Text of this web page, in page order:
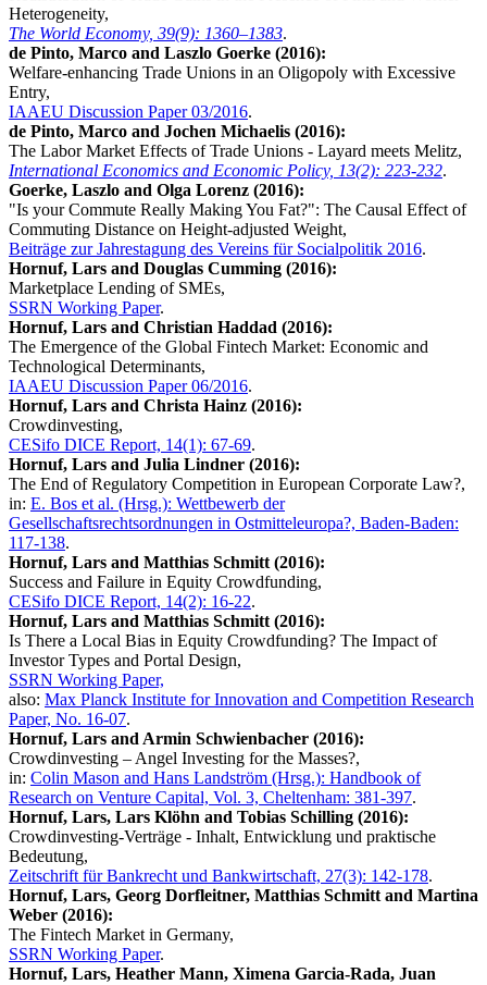
Heterogeneity,
The World Economy, 39(9): 1360–1383.
de Pinto, Marco and Laszlo Goerke (2016):
Welfare-enhancing Trade Unions in an Oligopoly with Excessive
Entry,
IAAEU Discussion Paper 03/2016.
de Pinto, Marco and Jochen Michaelis (2016):
The Labor Market Effects of Trade Unions - Layard meets Melitz,
International Economics and Economic Policy, 13(2): 223-232.
Goerke, Laszlo and Olga Lorenz (2016):
"Is your Commute Really Making You Fat?": The Causal Effect of
Commuting Distance on Height-adjusted Weight,
Beiträge zur Jahrestagung des Vereins für Socialpolitik 2016.
Hornuf, Lars and Douglas Cumming (2016):
Marketplace Lending of SMEs,
SSRN Working Paper.
Hornuf, Lars and Christian Haddad (2016):
The Emergence of the Global Fintech Market: Economic and
Technological Determinants,
IAAEU Discussion Paper 06/2016.
Hornuf, Lars and Christa Hainz (2016):
Crowdinvesting,
CESifo DICE Report, 14(1): 67-69.
Hornuf, Lars and Julia Lindner (2016):
The End of Regulatory Competition in European Corporate Law?,
in: E. Bos et al. (Hrsg.): Wettbewerb der
Gesellschaftsrechtsordnungen in Ostmitteleuropa?, Baden-Baden:
117-138.
Hornuf, Lars and Matthias Schmitt (2016):
Success and Failure in Equity Crowdfunding,
CESifo DICE Report, 14(2): 16-22.
Hornuf, Lars and Matthias Schmitt (2016):
Is There a Local Bias in Equity Crowdfunding? The Impact of
Investor Types and Portal Design,
SSRN Working Paper,
also: Max Planck Institute for Innovation and Competition Research
Paper, No. 16-07.
Hornuf, Lars and Armin Schwienbacher (2016):
Crowdinvesting – Angel Investing for the Masses?,
in: Colin Mason and Hans Landström (Hrsg.): Handbook of
Research on Venture Capital, Vol. 3, Cheltenham: 381-397.
Hornuf, Lars, Lars Klöhn and Tobias Schilling (2016):
Crowdinvesting-Verträge - Inhalt, Entwicklung und praktische
Bedeutung,
Zeitschrift für Bankrecht und Bankwirtschaft, 27(3): 142-178.
Hornuf, Lars, Georg Dorfleitner, Matthias Schmitt and Martina
Weber (2016):
The Fintech Market in Germany,
SSRN Working Paper.
Hornuf, Lars, Heather Mann, Ximena Garcia-Rada, Juan